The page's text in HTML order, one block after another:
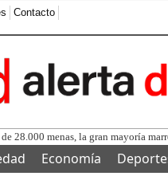
Contacto
28.000 menas, la gran mayoría
Economía